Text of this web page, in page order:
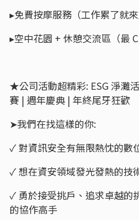
▸免費按摩服務（工作累了就來
▸空中花園 + 休憩交流區（最
★公司活動超精彩: ESG 淨灘
賽 | 週年慶典 | 年終尾牙狂歡
➤我們在找這樣的你:
✓ 對資訊安全有無限熱忱的數
✓ 想在資安領域發光發熱的技
✓ 勇於接受挑戶、追求卓越的
的協作高手